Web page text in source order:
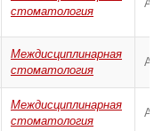
стоматология
Междисциплинарная
стоматология
Междисциплинарная
стоматология